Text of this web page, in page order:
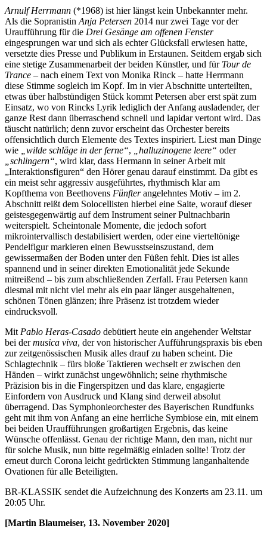
Arnulf Herrmann (*1968) ist hier längst kein Unbekannter mehr.
Als die Sopranistin Anja Petersen 2014 nur zwei Tage vor der
Uraufführung für die Drei Gesänge am offenen Fenster
eingesprungen war und sich als echter Glücksfall erwiesen hatte,
versetzte dies Presse und Publikum in Erstaunen. Seitdem ergab sich
eine stetige Zusammenarbeit der beiden Künstler, und für Tour de
Trance – nach einem Text von Monika Rinck – hatte Herrmann
diese Stimme sogleich im Kopf. Im in vier Abschnitte unterteilten,
etwas über halbstündigen Stück kommt Petersen aber erst spät zum
Einsatz, wo von Rincks Lyrik lediglich der Anfang ausladender, der
ganze Rest dann überraschend schnell und lapidar vertont wird. Das
täuscht natürlich; denn zuvor erscheint das Orchester bereits
offensichtlich durch Elemente des Textes inspiriert. Liest man Dinge
wie
„wilde schläge in der ferne“, „halluzinogene leere“ oder
„schlingern“, wird klar, dass Hermann in seiner Arbeit mit
„Interaktionsfiguren“ den Hörer genau darauf einstimmt. Da gibt es
ein meist sehr aggressiv ausgeführtes, rhythmisch klar am
Kopfthema von Beethovens Fünfterangelehntes Motiv – im 2.
Abschnitt reißt dem Solocellisten hierbei eine Saite, worauf dieser
geistesgegenwärtig auf dem Instrument seiner Pultnachbarin
weiterspielt. Scheintonale Momente, die jedoch sofort
mikrointervallisch destabilisiert werden, oder eine vierteltönige
Pendelfigur markieren einen Bewusstseinszustand, dem
gewissermaßen der Boden unter den Füßen fehlt. Dies ist alles
spannend und in seiner direkten Emotionalität jede Sekunde
mitreißend – bis zum abschließenden Zerfall. Frau Petersen kann
diesmal mit nicht viel mehr als ein paar länger ausgehaltenen,
schönen Tönen glänzen; ihre Präsenz ist trotzdem wieder
eindrucksvoll.
Mit Pablo Heras-Casado debütiert heute ein angehender Weltstar
bei dermusica viva, der von historischer Aufführungspraxis bis eben
zur zeitgenössischen Musik alles drauf zu haben scheint. Die
Schlagtechnik – fürs bloße Taktieren wechselt er zwischen den
Händen – wirkt zunächst ungewöhnlich; seine rhythmische
Präzision bis in die Fingerspitzen und das klare, engagierte
Einfordern von Ausdruck und Klang sind derweil absolut
überragend. Das Symphonieorchester des Bayerischen Rundfunks
geht mit ihm von Anfang an eine herrliche Symbiose ein, mit einem
bei beiden Uraufführungen großartigen Ergebnis, das keine
Wünsche offenlässt. Genau der richtige Mann, den man, nicht nur
für solche Musik, nun bitte regelmäßig einladen sollte! Trotz der
erneut durch Corona leicht gedrückten Stimmung langanhaltende
Ovationen für alle Beteiligten.
BR-KLASSIK sendet die Aufzeichnung des Konzerts am 23.11. um
20:05 Uhr.
[Martin Blaumeiser, 13. November 2020]